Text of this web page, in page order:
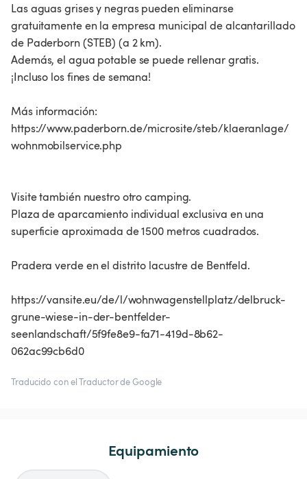
Las aguas grises y negras pueden eliminarse
gratuitamente en la empresa municipal de alcantarillado
de Paderborn (STEB) (a 2 km).
Además, el agua potable se puede rellenar gratis.
¡Incluso los fines de semana!
Más información:
https://www.paderborn.de/microsite/steb/klaeranlage/
wohnmobilservice.php
Visite también nuestro otro camping.
Plaza de aparcamiento individual exclusiva en una
superficie aproximada de 1500 metros cuadrados.
Pradera verde en el distrito lacustre de Bentfeld.
https://vansite.eu/de/l/wohnwagenstellplatz/delbruck-
grune-wiese-in-der-bentfelder-
seenlandschaft/5f9fe8e9-fa71-419d-8b62-
062ac99cb6d0
Traducido con el Traductor de Google
Equipamiento